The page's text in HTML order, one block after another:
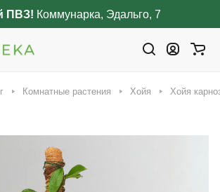
ПВЗ! Коммунарка, Эдальго, 7
Комнатные растения Хойя Хойя